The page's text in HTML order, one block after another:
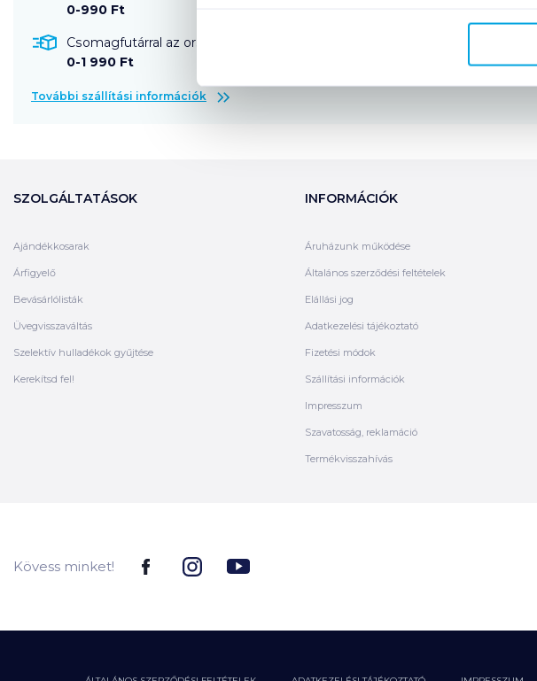
0-990 Ft
Csomagfutárral az ország egész területére szállítható!
0-1 990 Ft
További szállítási információk
SZOLGÁLTATÁSOK
Ajándékkosarak
Árfigyelő
Bevásárlólisták
Üvegvisszaváltás
Szelektív hulladékok gyűjtése
Kerekítsd fel!
INFORMÁCIÓK
Áruházunk működése
Általános szerződési feltételek
Elállási jog
Adatkezelési tájékoztató
Fizetési módok
Szállítási információk
Impresszum
Szavatosság, reklamáció
Termékvisszahívás
Kövess minket!